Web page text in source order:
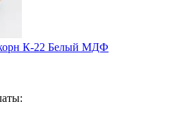
К-22 Белый МДФ